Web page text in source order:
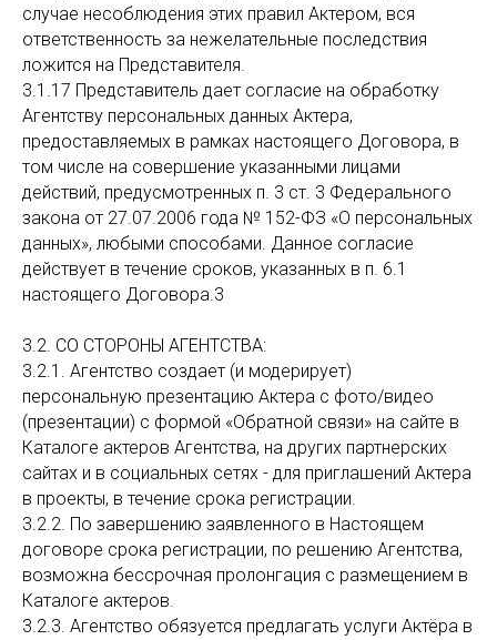
случае несоблюдения этих правил Актером, вся
ответственность за нежелательные последствия
ложится на Представителя.
3.1.17 Представитель дает согласие на обработку
Агентству персональных данных Актера,
предоставляемых в рамках настоящего Договора, в
том числе на совершение указанными лицами
действий, предусмотренных п. 3 ст. 3 Федерального
закона от 27.07.2006 года № 152-ФЗ «О персональных
данных», любыми способами. Данное согласие
действует в течение сроков, указанных в п. 6.1
настоящего Договора.3
3.2. СО СТОРОНЫ АГЕНТСТВА:
3.2.1. Агентство создает (и модерирует)
персональную презентацию Актера c фото/видео
(презентации) с формой «Обратной связи» на сайте в
Каталоге актеров Агентства, на других партнерских
сайтах и в социальных сетях - для приглашений Актера
в проекты, в течение срока регистрации.
3.2.2. По завершению заявленного в Настоящем
договоре срока регистрации, по решению Агентства,
возможна бессрочная пролонгация с размещением в
Каталоге актеров.
3.2.3. Агентство обязуется предлагать услуги Актёра в